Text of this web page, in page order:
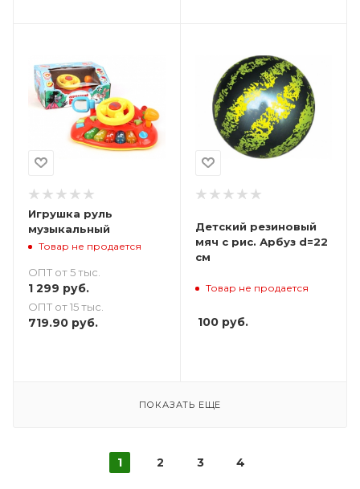
Игрушка руль
музыкальный
Товар не продается
ОПТ от 5 тыс.
1 299 руб.
ОПТ от 15 тыс.
719.90 руб.
Детский резиновый
мяч с рис. Арбуз d=22
см
Товар не продается
100руб.
ПОКАЗАТЬ ЕЩЕ
1 2 3 4